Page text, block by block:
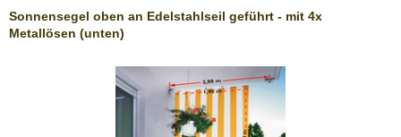
Sonnensegel oben an Edelstahlseil geführt - mit 4x
Metallösen (unten)